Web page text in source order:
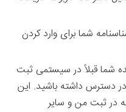
شما برای وارد کردن
شما قبلاً در سیستمی ثبت
۱۸ رقمی را در دسترس داشته باشید. این
در ثبت من و سایر